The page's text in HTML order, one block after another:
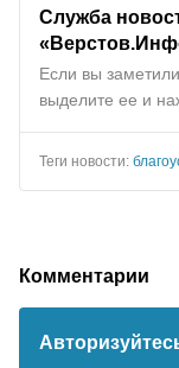
Служба
Если вы
выделите ее и
Теги новости:
Комментарии